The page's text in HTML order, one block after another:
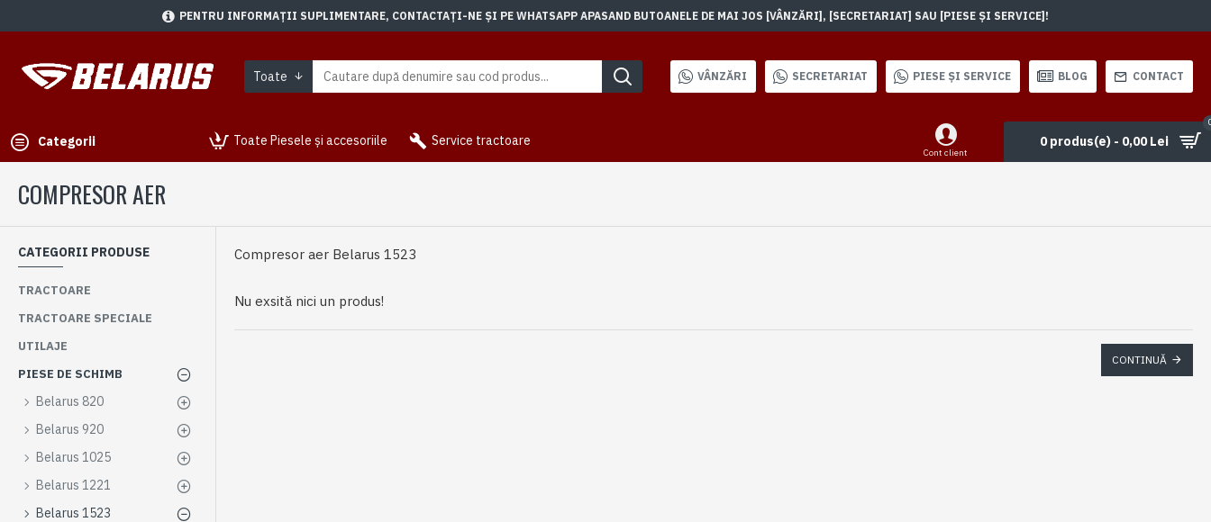
PENTRU INFORMAȚII SUPLIMENTARE, CONTACTAȚI-NE ȘI PE WHATSAPP APASAND BUTOANELE DE MAI JOS [VÂNZĂRI], [SECRETARIAT] SAU [PIESE ȘI SERVICE]!
Toate VÂNZĂRI SECRETARIAT PIESE ȘI SERVICE BLOG CONTACT
Categorii Toate Piesele și accesoriile Service tractoare
Cont client
0 produs(e) - 0,00 Lei
COMPRESOR AER
CATEGORII PRODUSE
TRACTOARE
TRACTOARE SPECIALE
UTILAJE
PIESE DE SCHIMB
Belarus 820
Belarus 920
Belarus 1025
Belarus 1221
Belarus 1523
Compresor aer Belarus 1523
Nu exsită nici un produs!
CONTINUĂ